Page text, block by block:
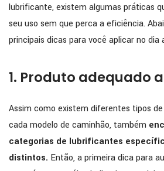
lubrificante, existem algumas práticas
seu uso sem que perca a eficiência.
principais dicas para você aplicar no dia
1. Produto adequado
Assim como existem diferentes tipos
cada modelo de caminhão, também
categorias de lubrificantes
distintos. Então, a primeira dica para